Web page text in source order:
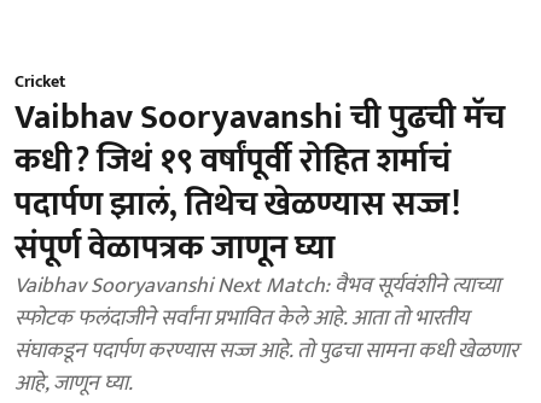
Cricket
Vaibhav Sooryavanshi ची पुढची मॅच
कधी? जिथं १९ वर्षांपूर्वी रोहित शर्माचं
पदार्पण झालं, तिथेच खेळण्यास सज्ज!
संपूर्ण वेळापत्रक जाणून घ्या
Vaibhav Sooryavanshi Next Match: वैभव सूर्यवंशीने त्याच्या
स्फोटक फलंदाजीने सर्वांना प्रभावित केले आहे. आता तो भारतीय
संघाकडून पदार्पण करण्यास सज्ज आहे. तो पुढचा सामना कधी खेळणार
आहे, जाणून घ्या.